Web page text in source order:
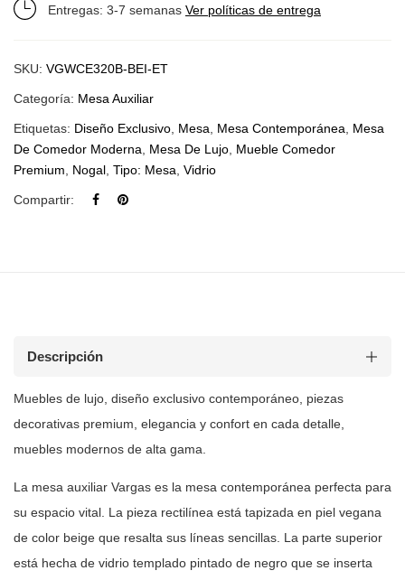
Entregas: 3-7 semanas Ver políticas de entrega
SKU: VGWCE320B-BEI-ET
Categoría: Mesa Auxiliar
Etiquetas: Diseño Exclusivo Mesa Mesa Contemporánea
Mesa
De Comedor Moderna
Mesa De Lujo Mueble Comedor
Premium
Nogal Tipo: Mesa Vidrio
Compartir:
Descripción
Muebles de lujo, diseño exclusivo contemporáneo, piezas
decorativas premium, elegancia y confort en cada detalle,
muebles modernos de alta gama.
La mesa auxiliar Vargas es la mesa contemporánea perfecta para
su espacio vital. La pieza rectilínea está tapizada en piel vegana
de color beige que resalta sus líneas sencillas. La parte superior
está hecha de vidrio templado pintado de negro que se inserta